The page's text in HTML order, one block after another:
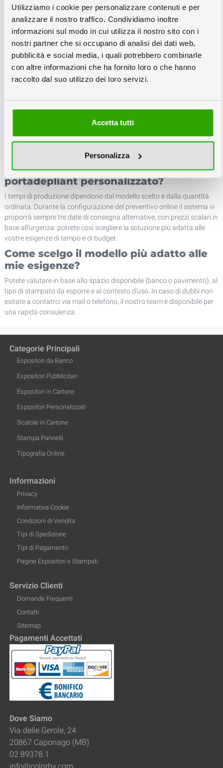
Utilizziamo i cookie per personalizzare contenuti e per
analizzare il nostro traffico. Condividiamo inoltre
informazioni sul modo in cui utilizza il nostro sito con i
nostri partner che si occupano di analisi dei dati web,
pubblicità e social media, i quali potrebbero combinarle
con altre informazioni che ha fornito loro o che hanno
raccolto dal suo utilizzo dei loro servizi.
Accetta tutti
Personalizza
attività che a grandi reti di negozi.
I portadepliant possono contenere più
formati di stampati
contemporaneamente?
Sì, diversi modelli sono disponibili in più misure di tasca, per ospitare
adattarsi ad ospitare depliant, flyer, riviste o cataloghi di formati
diversi ma non contemporaneamnente.
anche per un uso prolungato?
Il cartone teso e il cartone ondulato sono pensati per un utilizzo in
contesti più esposti consigliamo i modelli in polipropilene, ,plexyglas o
polistirolo che sono più resistenti nel tempo.
Quanto tempo serve per ricevere un
portadepliant personalizzato?
I tempi di produzione dipendono dal modello scelto e dalla quantità
ordinata. Durante la configurazione del preventivo online il sistema vi
proporrà sempre tre date di consegna alternative, con prezzi scalari in
base all'urgenza: potrete così scegliere la soluzione più adatta alle
vostre esigenze di tempo e di budget.
Come scelgo il modello più adatto alle
mie esigenze?
Potete valutare in base allo spazio disponibile (banco o pavimento), al
tipo di stampato da esporre e al contesto d'uso. In caso di dubbi non
esitate a contatrci via mail o telefono, il nostro team è disponibile per
una rapida consulenza.
Categorie Principali
Espositori da Banco
Espositori Pubblicitari
Espositori in Cartone
Espositori Personalizzati
Scatole in Cartone
Stampa Pannelli
Tipografia Online
Informazioni
Privacy
Informativa Cookie
Condizioni di Vendita
Tipi di Spedizione
Tipi di Pagamento
Pagine Espositori e Stampati
Servizio Clienti
Domande Frequenti
Contatti
Sitemap
Pagamenti Accettati
Dove Siamo
Via delle Gerole, 24
20867 Caponago (MB)
02.89378.1